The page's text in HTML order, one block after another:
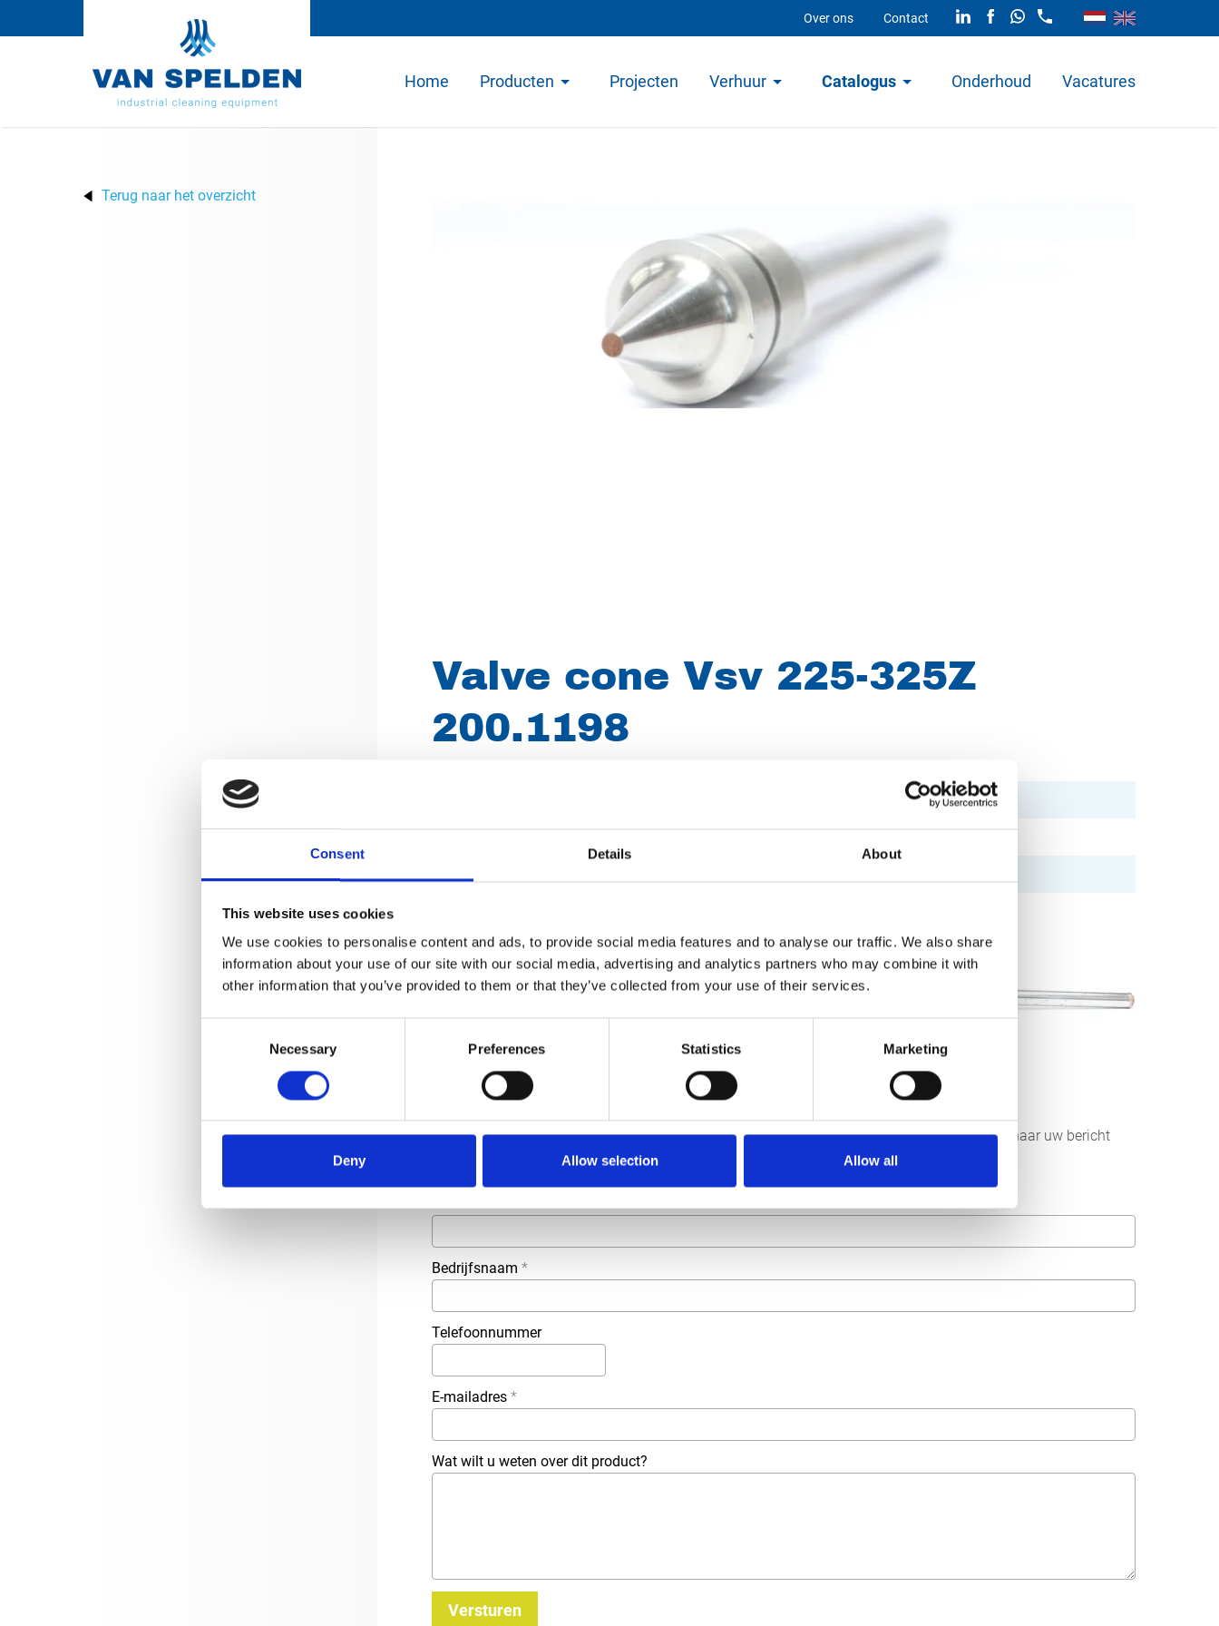
Consent Details About
This website uses cookies
We use cookies to personalise content and ads, to provide social media features and to analyse our traffic. We also share
information about your use of our site with our social media, advertising and analytics partners who may combine it with
other information that you’ve provided to them or that they’ve collected from your use of their services.
Necessary Preferences Statistics Marketing
Deny Allow selection Allow all
Over ons Contact
Home Producten Projecten Verhuur Catalogus Onderhoud Vacatures
Terug naar het overzicht
Valve cone Vsv 225-325Z
200.1198
Groep
Meer informatie?
Alle vragen en opmerkingen kunt u via onderstaand formulier aan ons sturen. Wij streven ernaar uw bericht
binnen 1 werkdag te beantwoorden.
Voor- en achternaam *
Bedrijfsnaam *
Telefoonnummer
E-mailadres *
Wat wilt u weten over dit product?
Versturen